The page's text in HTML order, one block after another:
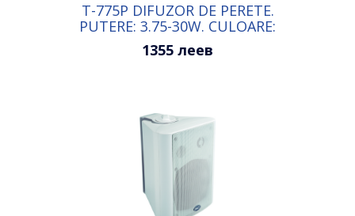
T-775P DIFUZOR DE PERETE.
PUTERE: 3.75-30W. CULOARE:
NEGRU
1355 леев